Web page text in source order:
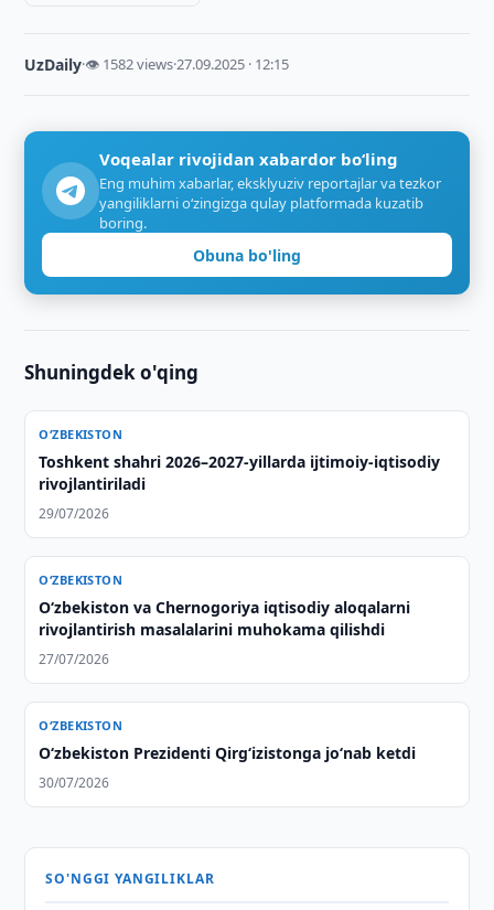
UzDaily·👁 1582 views·27.09.2025 · 12:15
Voqealar rivojidan xabardor bo‘ling
Eng muhim xabarlar, eksklyuziv reportajlar va tezkor
yangiliklarni o‘zingizga qulay platformada kuzatib
boring.
Obuna bo'ling
Shuningdek o'qing
O‘ZBEKISTON
Toshkent shahri 2026–2027-yillarda ijtimoiy-iqtisodiy
rivojlantiriladi
29/07/2026
O‘ZBEKISTON
Oʻzbekiston va Chernogoriya iqtisodiy aloqalarni
rivojlantirish masalalarini muhokama qilishdi
27/07/2026
O‘ZBEKISTON
O‘zbekiston Prezidenti Qirg‘izistonga jo‘nab ketdi
30/07/2026
SO'NGGI YANGILIKLAR